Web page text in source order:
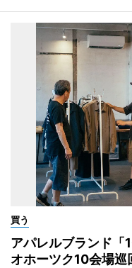
買う
アパレルブランド
オホーツク10会場巡